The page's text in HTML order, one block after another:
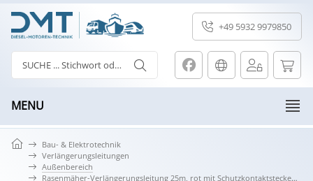
+49 5932 9979850
MENU
Bau- & Elektrotechnik
Verlängerungsleitungen
Außenbereich
Rasenmäher-Verlängerungsleitung 25m, rot mit Schutzkontaktstecker u. Schutzkontaktkupplung